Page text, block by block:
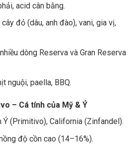
acid cân bằng.
cây đỏ (dâu, anh đào), vani, gia vị,
dòng Reserva và Gran Reserva
nguội, paella, BBQ.
– Cá tính của Mỹ & Ý
Ý (Primitivo), California (Zinfandel).
độ cồn cao (14–16%).